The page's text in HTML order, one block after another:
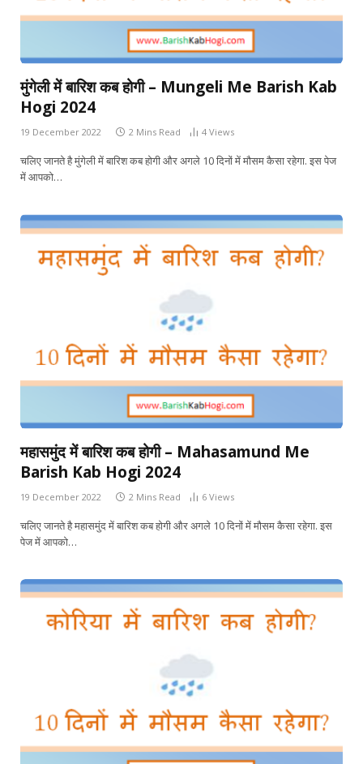
मुंगेली में बारिश कब होगी – Mungeli Me Barish Kab
Hogi 2024
19 December 2022 2 Mins Read 4 Views
चलिए जानते है मुंगेली में बारिश कब होगी और अगले 10 दिनों में मौसम कैसा रहेगा. इस पेज
में आपको…
महासमुंद में बारिश कब होगी – Mahasamund Me
Barish Kab Hogi 2024
19 December 2022 2 Mins Read 6 Views
चलिए जानते है महासमुंद में बारिश कब होगी और अगले 10 दिनों में मौसम कैसा रहेगा. इस
पेज में आपको…